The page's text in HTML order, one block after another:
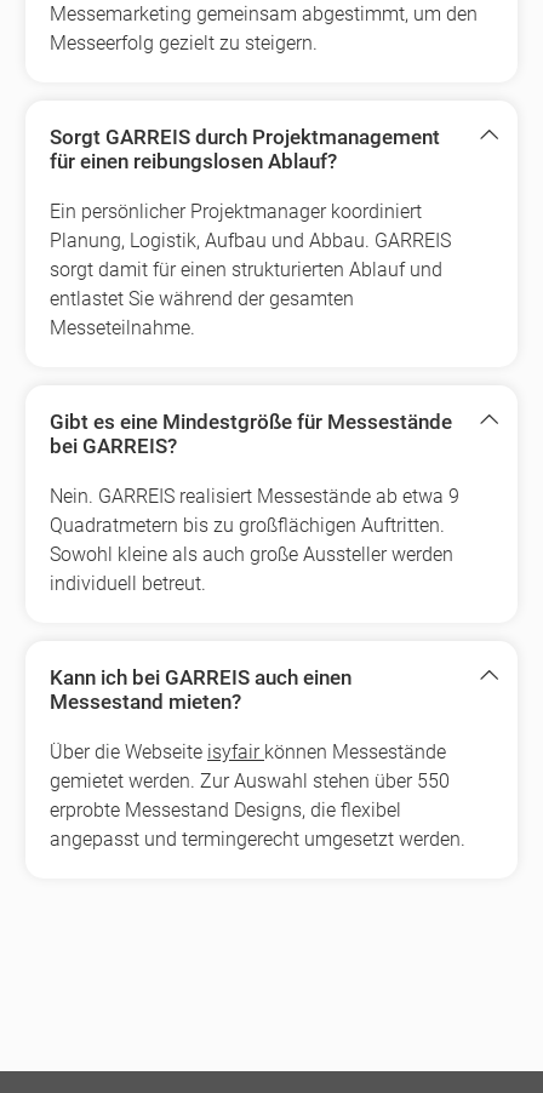
Messemarketing gemeinsam abgestimmt, um den
Messeerfolg gezielt zu steigern.
Sorgt GARREIS durch Projektmanagement
für einen reibungslosen Ablauf?
Ein persönlicher Projektmanager koordiniert
Planung, Logistik, Aufbau und Abbau. GARREIS
sorgt damit für einen strukturierten Ablauf und
entlastet Sie während der gesamten
Messeteilnahme.
Gibt es eine Mindestgröße für Messestände
bei GARREIS?
Nein. GARREIS realisiert Messestände ab etwa 9
Quadratmetern bis zu großflächigen Auftritten.
Sowohl kleine als auch große Aussteller werden
individuell betreut.
Kann ich bei GARREIS auch einen
Messestand mieten?
Über die Webseite isyfair können Messestände
gemietet werden. Zur Auswahl stehen über 550
erprobte Messestand Designs, die flexibel
angepasst und termingerecht umgesetzt werden.